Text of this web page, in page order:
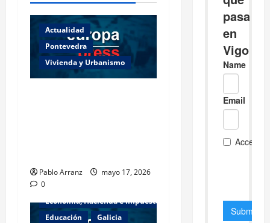
Actualidad
Pontevedra
Vivienda y Urbanismo
Pablo Arranz
mayo 17, 2026
0
Economía, Hacienda e Impuestos
Educación
Galicia